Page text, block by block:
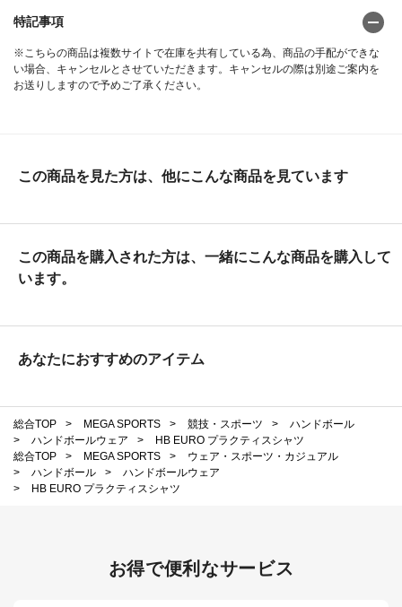
特記事項
※こちらの商品は複数サイトで在庫を共有している為、商品の手配ができな
い場合、キャンセルとさせていただきます。キャンセルの際は別途ご案内を
お送りしますので予めご了承ください。
この商品を見た方は、他にこんな商品を見ています
この商品を購入された方は、一緒にこんな商品を購入して
います。
あなたにおすすめのアイテム
総合TOP > MEGA SPORTS > 競技・スポーツ >
ハンドボール
>
ハンドボールウェア >
HB EURO プラクティスシャツ
総合TOP
> MEGA SPORTS >
ウェア・スポーツ・カジュアル
>
ハンドボール >
ハンドボールウェア
>
HB EURO プラクティスシャツ
お得で便利なサービス